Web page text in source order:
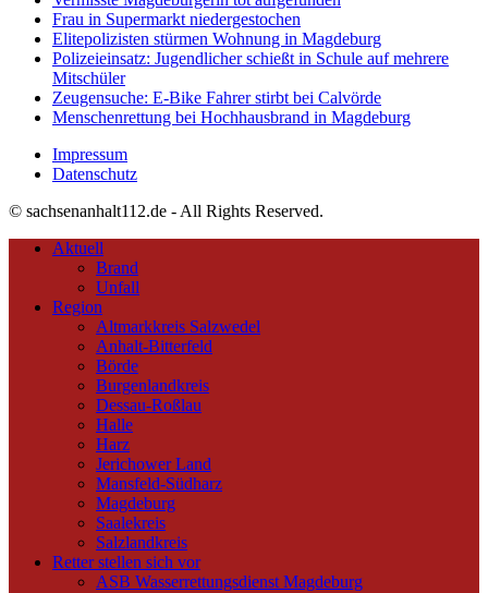
Frau in Supermarkt niedergestochen
Elitepolizisten stürmen Wohnung in Magdeburg
Polizeieinsatz: Jugendlicher schießt in Schule auf mehrere
Mitschüler
Zeugensuche: E-Bike Fahrer stirbt bei Calvörde
Menschenrettung bei Hochhausbrand in Magdeburg
Impressum
Datenschutz
© sachsenanhalt112.de - All Rights Reserved.
Aktuell
Brand
Unfall
Region
Altmarkkreis Salzwedel
Anhalt-Bitterfeld
Börde
Burgenlandkreis
Dessau-Roßlau
Halle
Harz
Jerichower Land
Mansfeld-Südharz
Magdeburg
Saalekreis
Salzlandkreis
Retter stellen sich vor
ASB Wasserrettungsdienst Magdeburg